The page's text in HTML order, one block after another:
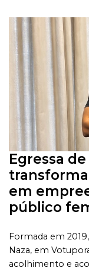
Egressa
transforma
em
público
Formada em
Naza, em
acolhimento e